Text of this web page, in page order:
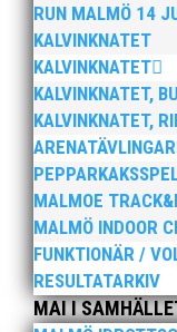
RUN MALMÖ 14
KALVINKNATET
KALVINKNATET
KALVINKNATET,
KALVINKNATET,
ARENATÄVLINGAR
MALMOE
MALMÖ INDOOR
FUNKTIONÄR /
RESULTATARKIV
MAI I
När
och bland
Som